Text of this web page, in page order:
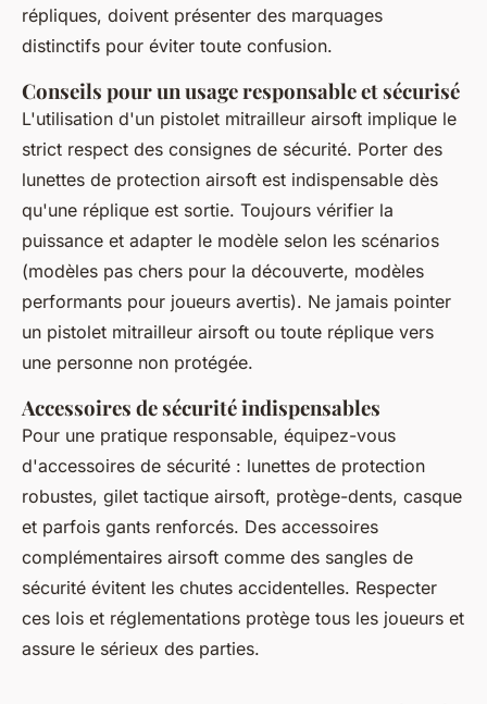
répliques, doivent présenter des marquages
distinctifs pour éviter toute confusion.
Conseils pour un usage responsable et sécurisé
L'utilisation d'un pistolet mitrailleur airsoft implique le
strict respect des consignes de sécurité. Porter des
lunettes de protection airsoft est indispensable dès
qu'une réplique est sortie. Toujours vérifier la
puissance et adapter le modèle selon les scénarios
(modèles pas chers pour la découverte, modèles
performants pour joueurs avertis). Ne jamais pointer
un pistolet mitrailleur airsoft ou toute réplique vers
une personne non protégée.
Accessoires de sécurité indispensables
Pour une pratique responsable, équipez-vous
d'accessoires de sécurité : lunettes de protection
robustes, gilet tactique airsoft, protège-dents, casque
et parfois gants renforcés. Des accessoires
complémentaires airsoft comme des sangles de
sécurité évitent les chutes accidentelles. Respecter
ces lois et réglementations protège tous les joueurs et
assure le sérieux des parties.